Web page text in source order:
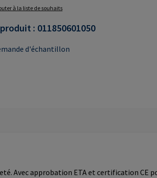
à la liste de souhaits
: 011850601050
d'échantillon
Avec approbation ETA et certification CE